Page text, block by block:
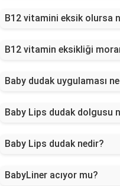
B12 vitamini eksik olursa
B12 vitamin eksikliği
Baby dudak uygulaması
Baby Lips dudak dolgusu
Baby Lips dudak nedir?
BabyLiner acıyor mu?